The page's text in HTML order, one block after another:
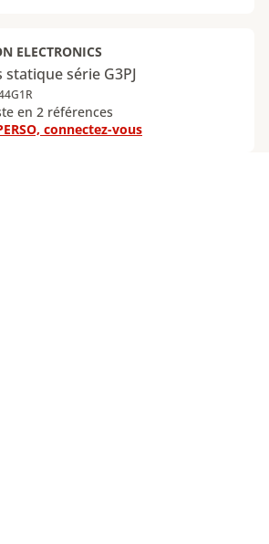
ELECTRONICS
statique série G3PJ
en 2 références
connectez-vous